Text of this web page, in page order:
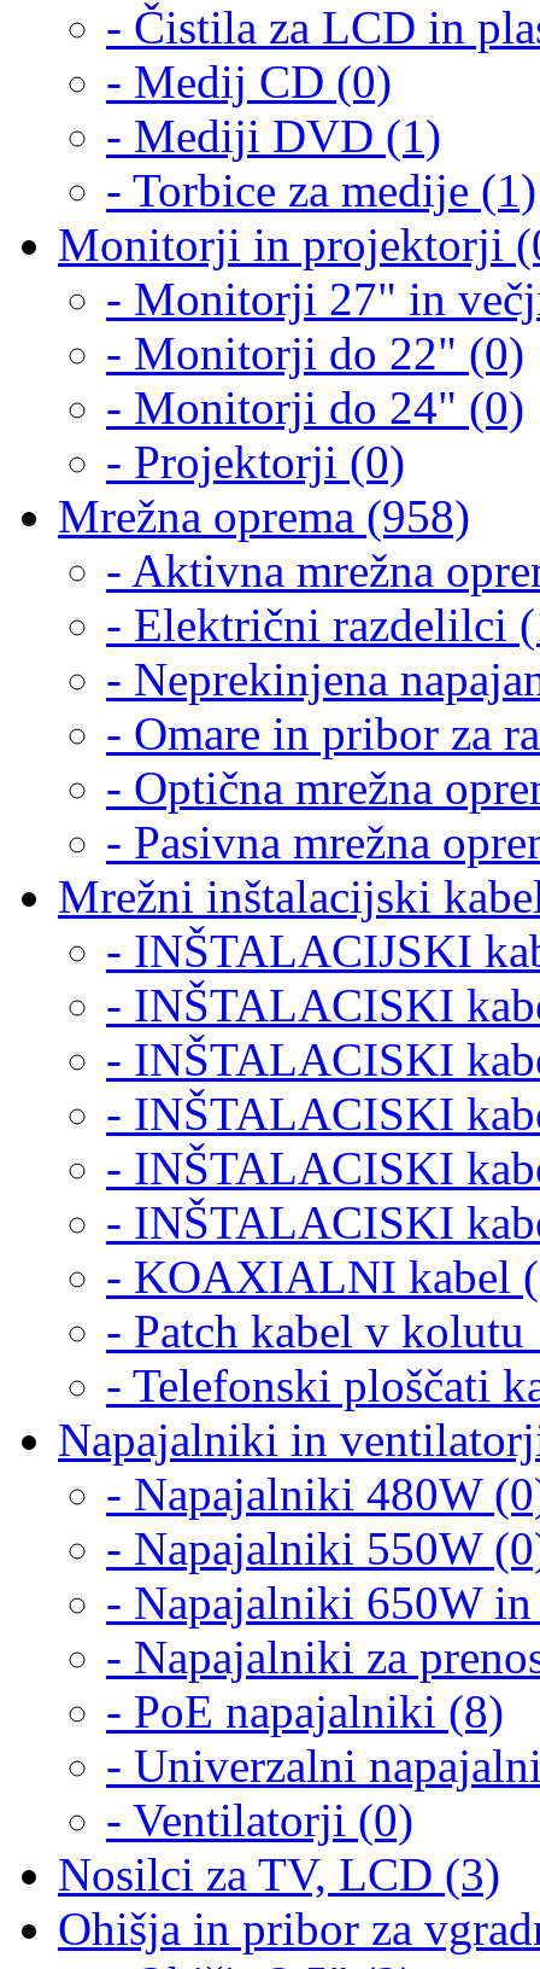
- Čistila za LCD in
- Medij CD (0)
- Mediji DVD (1)
- Torbice za medije (1)
Monitorji in projektorji
- Monitorji 27" in
- Monitorji do 22" (0)
- Monitorji do 24" (0)
- Projektorji (0)
Mrežna oprema (958)
- Aktivna mrežna
- Električni razdelilci
- Neprekinjena
- Omare in pribor za
- Optična mrežna
- Pasivna mrežna
Mrežni inštalacijski
- INŠTALACIJSKI
- INŠTALACISKI
- INŠTALACISKI
- INŠTALACISKI
- INŠTALACISKI
- INŠTALACISKI
- KOAXIALNI kabel
- Patch kabel v
- Telefonski ploščati
Napajalniki in
- Napajalniki 480W
- Napajalniki 550W
- Napajalniki 650W
- Napajalniki za
- PoE napajalniki (8)
- Univerzalni
- Ventilatorji (0)
Nosilci za TV, LCD (3)
Ohišja in pribor za